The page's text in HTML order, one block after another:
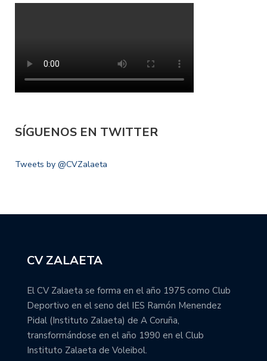
SÍGUENOS EN TWITTER
Tweets by @CVZalaeta
CV ZALAETA
El CV Zalaeta se forma en el año 1975 como Club
Deportivo en el seno del IES Ramón Menendez
Pidal (Instituto Zalaeta) de A Coruña,
transformándose en el año 1990 en el Club
Instituto Zalaeta de Voleibol.